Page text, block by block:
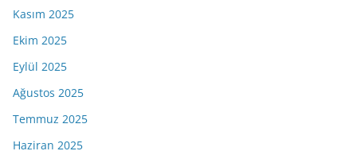
Kasım 2025
Ekim 2025
Eylül 2025
Ağustos 2025
Temmuz 2025
Haziran 2025